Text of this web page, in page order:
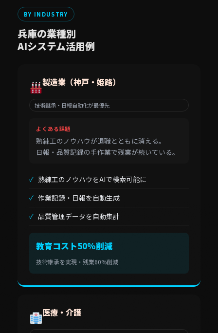
BY INDUSTRY
兵庫の業種別
AIシステム活用例
製造業（神戸・姫路）
技術継承・日報自動化が最優先
よくある課題
熟練工のノウハウが退職とともに消える。
日報・品質記録の手作業で残業が続いている。
熟練工のノウハウをAIで検索可能に
作業記録・日報を自動生成
品質管理データを自動集計
教育コスト50%削減
技術継承を実現・残業60%削減
医療・介護